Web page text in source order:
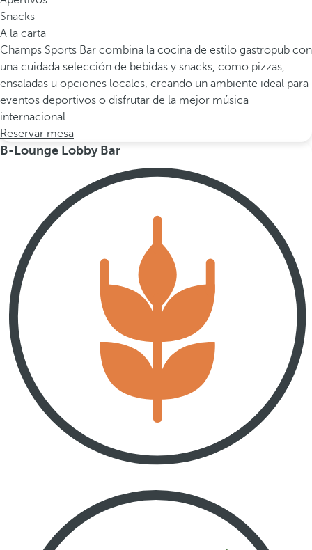
Snacks
A la carta
Champs Sports Bar combina la cocina de estilo gastropub con
una cuidada selección de bebidas y snacks, como pizzas,
ensaladas u opciones locales, creando un ambiente ideal para
eventos deportivos o disfrutar de la mejor música
internacional.
Reservar mesa
B-Lounge Lobby Bar